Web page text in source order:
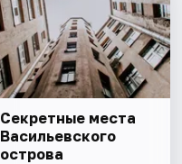
Секретные места
Васильевского
острова